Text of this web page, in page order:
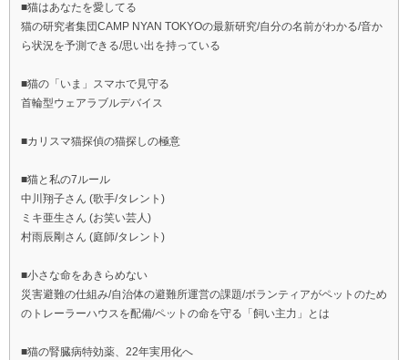
■猫はあなたを愛してる
猫の研究者集団CAMP NYAN TOKYOの最新研究/自分の名前がわかる/音か
ら状況を予測できる/思い出を持っている
■猫の「いま」スマホで見守る
首輪型ウェアラブルデバイス
■カリスマ猫探偵の猫探しの極意
■猫と私の7ルール
中川翔子さん (歌手/タレント)
ミキ亜生さん (お笑い芸人)
村雨辰剛さん (庭師/タレント)
■小さな命をあきらめない
災害避難の仕組み/自治体の避難所運営の課題/ボランティアがペットのため
のトレーラーハウスを配備/ペットの命を守る「飼い主力」とは
■猫の腎臓病特効薬、22年実用化へ